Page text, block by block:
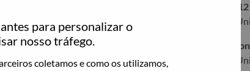
para personalizar o
nosso tráfego.
coletamos e como os utilizamos,
Workstation Account Executive - K12